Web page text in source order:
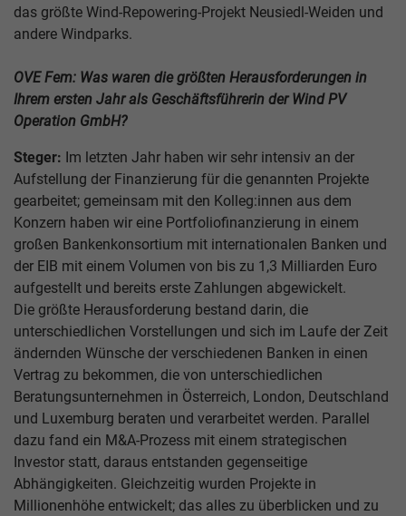
das größte Wind-Repowering-Projekt Neusiedl-Weiden und
andere Windparks.
OVE Fem: Was waren die größten Herausforderungen in
Ihrem ersten Jahr als Geschäftsführerin der Wind PV
Operation GmbH?
Steger: Im letzten Jahr haben wir sehr intensiv an der
Aufstellung der Finanzierung für die genannten Projekte
gearbeitet; gemeinsam mit den Kolleg:innen aus dem
Konzern haben wir eine Portfoliofinanzierung in einem
großen Bankenkonsortium mit internationalen Banken und
der EIB mit einem Volumen von bis zu 1,3 Milliarden Euro
aufgestellt und bereits erste Zahlungen abgewickelt.
Die größte Herausforderung bestand darin, die
unterschiedlichen Vorstellungen und sich im Laufe der Zeit
ändernden Wünsche der verschiedenen Banken in einen
Vertrag zu bekommen, die von unterschiedlichen
Beratungsunternehmen in Österreich, London, Deutschland
und Luxemburg beraten und verarbeitet werden. Parallel
dazu fand ein M&A-Prozess mit einem strategischen
Investor statt, daraus entstanden gegenseitige
Abhängigkeiten. Gleichzeitig wurden Projekte in
Millionenhöhe entwickelt; das alles zu überblicken und zu